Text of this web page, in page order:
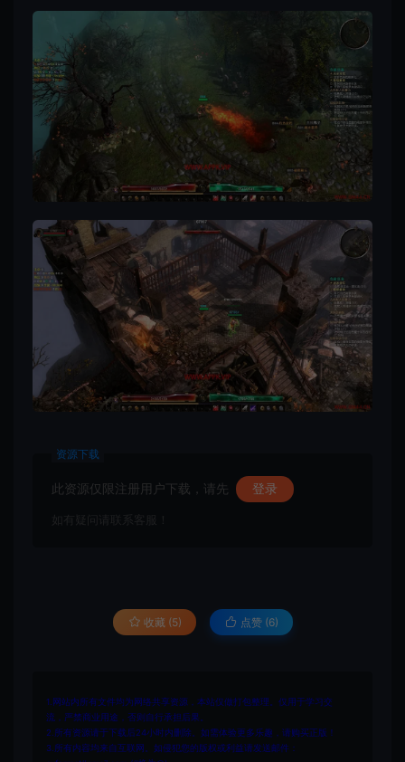
资源下载
此资源仅限注册用户下载，请先 登录
如有疑问请联系客服！
收藏 (5) 点赞 (6)
1.网站内所有文件均为网络共享资源，本站仅做打包整理。仅用于学习交
流，严禁商业用途，否则自行承担后果。
2.所有资源请于下载后24小时内删除。如需体验更多乐趣，请购买正版！
3.所有内容均来自互联网。如侵犯您的版权或利益请发送邮件：